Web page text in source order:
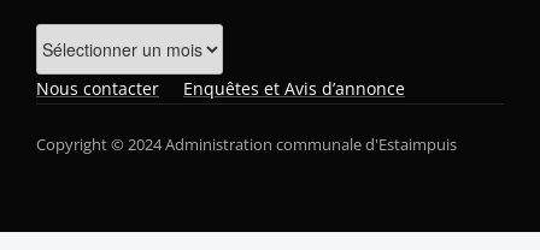
Nous contacter Enquêtes et Avis d’annonce
Copyright © 2024 Administration communale d'Estaimpuis